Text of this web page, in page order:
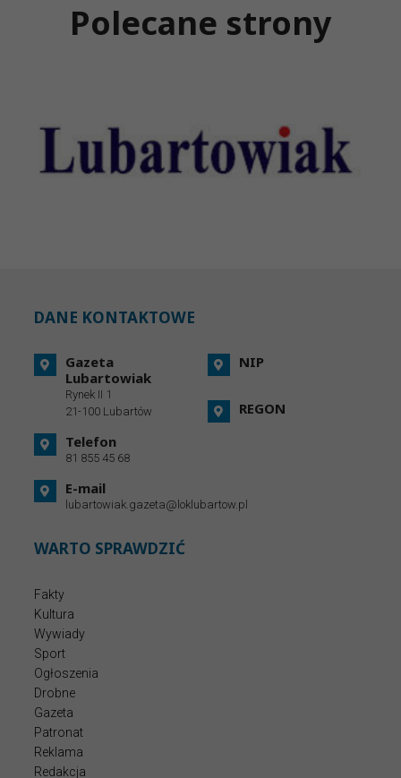
Polecane strony
DANE KONTAKTOWE
Gazeta
Lubartowiak
Rynek II 1
21-100 Lubartów
Telefon
81 855 45 68
E-mail
lubartowiak.gazeta@loklubartow.pl
NIP
REGON
WARTO SPRAWDZIĆ
Fakty
Kultura
Wywiady
Sport
Ogłoszenia
Drobne
Gazeta
Patronat
Reklama
Redakcja